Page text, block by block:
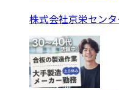
株式会社京栄センタ